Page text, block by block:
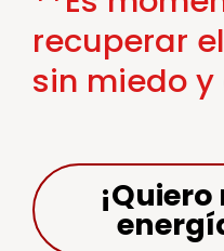
recuperar
sin miedo